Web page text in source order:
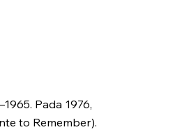
Pada 1976,
to Remember).